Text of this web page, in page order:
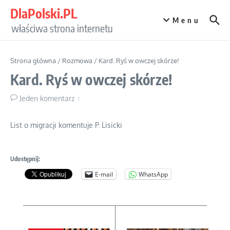
DlaPolski.PL
właściwa strona internetu
Menu
Strona główna / Rozmowa / Kard. Ryś w owczej skórze!
Kard. Ryś w owczej skórze!
Jeden komentarz
List o migracji komentuje P. Lisicki
Udostępnij:
E-mail WhatsApp